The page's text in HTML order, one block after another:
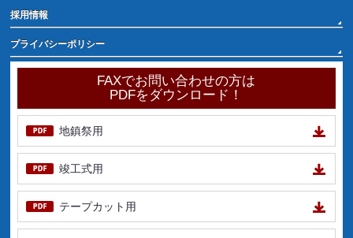
採用情報
プライバシーポリシー
FAXでお問い合わせの方は
PDFをダウンロード！
地鎮祭用
竣工式用
テープカット用